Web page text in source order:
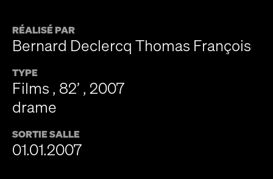
RÉALISÉ PAR
Bernard Declercq Thomas François
TYPE
Films , 82’ , 2007
drame
SORTIE SALLE
01.01.2007